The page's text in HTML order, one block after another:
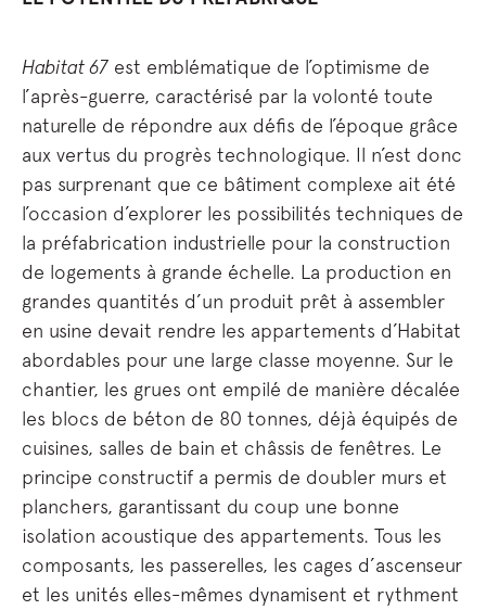
Habitat 67 est emblématique de l’optimisme de
l’après-guerre, caractérisé par la volonté toute
naturelle de répondre aux défis de l’époque grâce
aux vertus du progrès technologique. Il n’est donc
pas surprenant que ce bâtiment complexe ait été
l’occasion d’explorer les possibilités techniques de
la préfabrication industrielle pour la construction
de logements à grande échelle. La production en
grandes quantités d’un produit prêt à assembler
en usine devait rendre les appartements d’Habitat
abordables pour une large classe moyenne. Sur le
chantier, les grues ont empilé de manière décalée
les blocs de béton de 80 tonnes, déjà équipés de
cuisines, salles de bain et châssis de fenêtres. Le
principe constructif a permis de doubler murs et
planchers, garantissant du coup une bonne
isolation acoustique des appartements. Tous les
composants, les passerelles, les cages d’ascenseur
et les unités elles-mêmes dynamisent et rythment